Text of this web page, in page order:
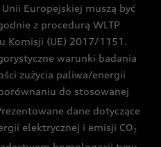
Europejskiej muszą być
z procedurą WLTP
Komisji (UE) 2017/1151.
warunki badania
zużycia paliwa/energii
do stosowanej
dane dotyczące
elektrycznej i emisji CO2